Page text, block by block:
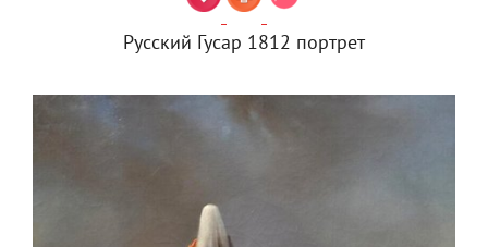
Русский Гусар 1812 портрет